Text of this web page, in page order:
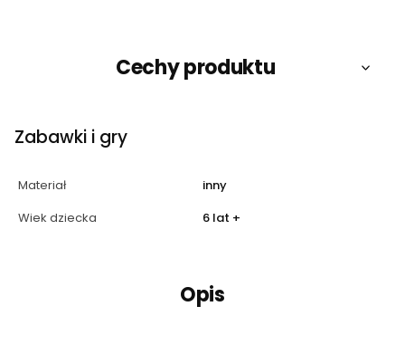
Cechy produktu
Zabawki i gry
Materiał
inny
Wiek dziecka
6 lat +
Opis